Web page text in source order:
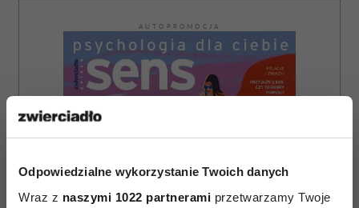
Odpowiedzialne wykorzystanie Twoich danych
Wraz z naszymi 1022 partnerami przetwarzamy Twoje
AUTOPROMOCJA